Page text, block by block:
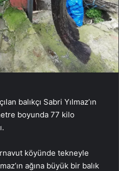
balıkçı Sabri Yılmaz’ın
boyunda 77 kilo
köyünde tekneyle
ağına büyük bir balık